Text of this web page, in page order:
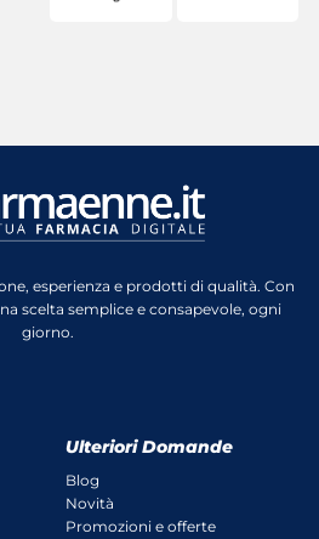
esperienza e prodotti di qualità. Con
scelta semplice e consapevole, ogni
giorno.
Ulteriori Domande
Blog
Novità
Promozioni e offerte